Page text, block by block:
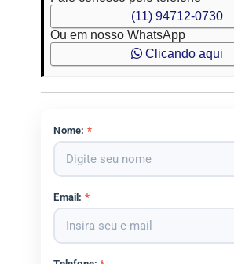
(11) 94712-0730
Ou em nosso WhatsApp
Clicando aqui
Nome: *
Email: *